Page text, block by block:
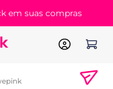
em suas compras